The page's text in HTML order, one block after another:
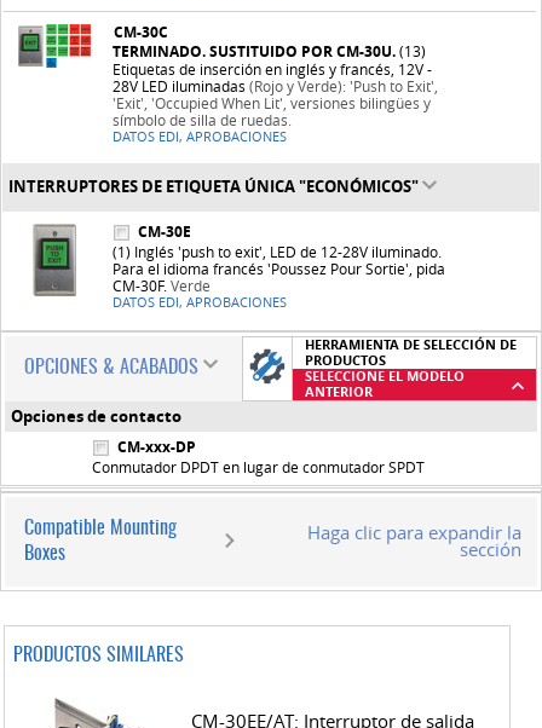
CM-30C
TERMINADO. SUSTITUIDO POR CM-30U.(13)
Etiquetas de inserción en inglés y francés, 12V -
28V LED iluminadas (Rojo y Verde): 'Push to Exit',
'Exit', 'Occupied When Lit', versiones bilingües y
símbolo de silla de ruedas.
DATOS EDI, APROBACIONES
INTERRUPTORES DE ETIQUETA ÚNICA "ECONÓMICOS"
CM-30E
(1) Inglés 'push to exit', LED de 12-28V iluminado.
Para el idioma francés 'Poussez Pour Sortie', pida
CM-30F. Verde
DATOS EDI, APROBACIONES
OPCIONES & ACABADOS
HERRAMIENTA DE SELECCIÓN DE
PRODUCTOS
SELECCIONE EL MODELO
ANTERIOR
Opciones de contacto
CM-xxx-DP
Conmutador DPDT en lugar de conmutador SPDT
Compatible Mounting
Boxes
Haga clic para expandir la
sección
PRODUCTOS SIMILARES
CM-30EE/AT: Interruptor de salida